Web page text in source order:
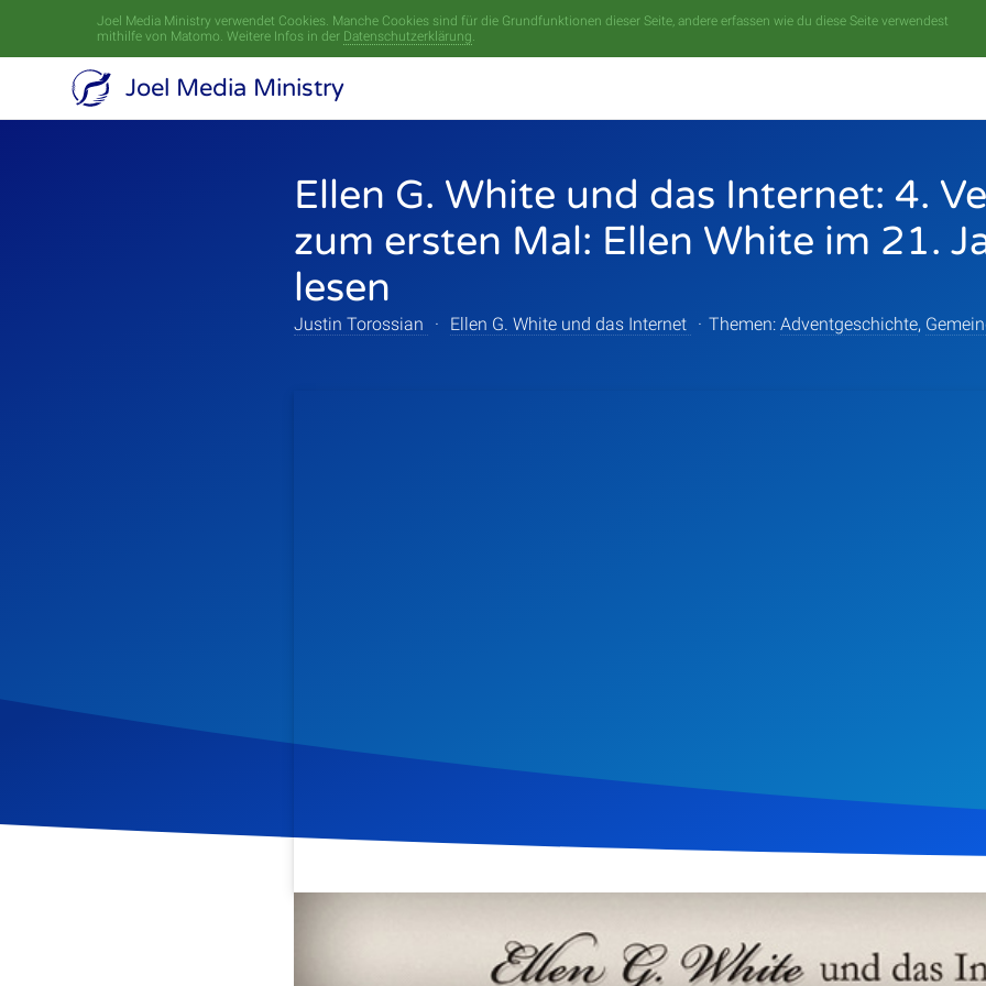
Joel Media Ministry verwendet Cookies. Manche Cookies sind für die Grundfunktionen dieser Seite, andere erfassen wie du diese Seite verwendest
mithilfe von Matomo. Weitere Infos in der Datenschutzerklärung.
Joel Media Ministry
Ellen G. White und das Internet: 4.
zum ersten Mal: Ellen White im 21.
lesen
Justin Torossian · Ellen G. White und das Internet · Themen: Adventgeschichte,
19. April 2015 1.128